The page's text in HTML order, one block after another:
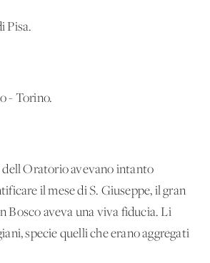
Pisa.
- Torino.
avevano intanto
il mese di S. Giuseppe, il gran
Bosco aveva una viva fiducia. Li
specie quelli che erano aggregati